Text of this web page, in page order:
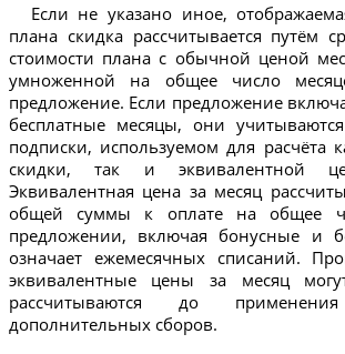
Если не указано иное,
плана скидка рассчитывается путём
стоимости плана с обычной ценой
умноженной на общее число
предложение. Если предложение
бесплатные месяцы, они
подписки, используемом для расчёта
скидки, так и эквивалентной
Эквивалентная цена за месяц
общей суммы к оплате на общее
предложении, включая бонусные и
означает ежемесячных списаний.
эквивалентные цены за месяц
рассчитываются до
дополнительных сборов.